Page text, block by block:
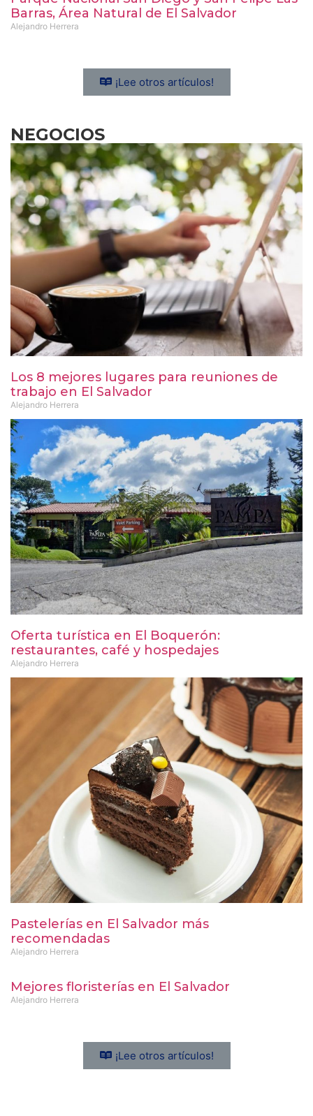
Barras, Área Natural de El Salvador
Alejandro Herrera
¡Lee otros artículos!
NEGOCIOS
Los 8 mejores lugares para reuniones de
trabajo en El Salvador
Alejandro Herrera
Oferta turística en El Boquerón:
restaurantes, café y hospedajes
Alejandro Herrera
Pastelerías en El Salvador más
recomendadas
Alejandro Herrera
Mejores floristerías en El Salvador
Alejandro Herrera
¡Lee otros artículos!